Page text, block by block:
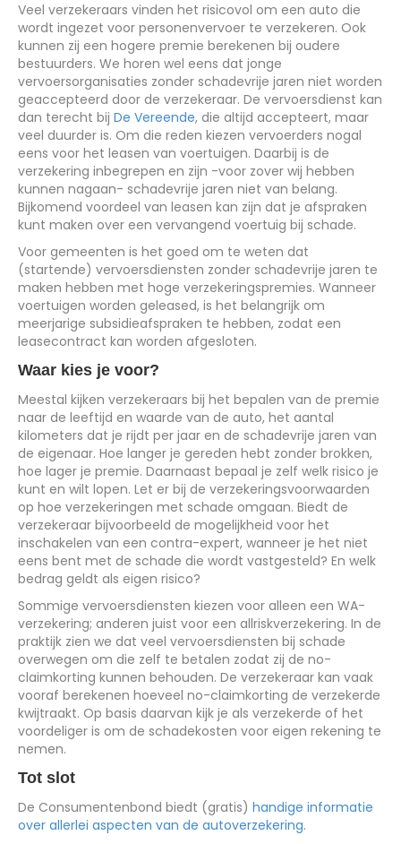
Veel verzekeraars vinden het risicovol om een auto die
wordt ingezet voor personenvervoer te verzekeren. Ook
kunnen zij een hogere premie berekenen bij oudere
bestuurders. We horen wel eens dat jonge
vervoersorganisaties zonder schadevrije jaren niet worden
geaccepteerd door de verzekeraar. De vervoersdienst kan
dan terecht bij De Vereende, die altijd accepteert, maar
veel duurder is. Om die reden kiezen vervoerders nogal
eens voor het leasen van voertuigen. Daarbij is de
verzekering inbegrepen en zijn -voor zover wij hebben
kunnen nagaan- schadevrije jaren niet van belang.
Bijkomend voordeel van leasen kan zijn dat je afspraken
kunt maken over een vervangend voertuig bij schade.
Voor gemeenten is het goed om te weten dat
(startende) vervoersdiensten zonder schadevrije jaren te
maken hebben met hoge verzekeringspremies. Wanneer
voertuigen worden geleased, is het belangrijk om
meerjarige subsidieafspraken te hebben, zodat een
leasecontract kan worden afgesloten.
Waar kies je voor?
Meestal kijken verzekeraars bij het bepalen van de premie
naar de leeftijd en waarde van de auto, het aantal
kilometers dat je rijdt per jaar en de schadevrije jaren van
de eigenaar. Hoe langer je gereden hebt zonder brokken,
hoe lager je premie. Daarnaast bepaal je zelf welk risico je
kunt en wilt lopen. Let er bij de verzekeringsvoorwaarden
op hoe verzekeringen met schade omgaan. Biedt de
verzekeraar bijvoorbeeld de mogelijkheid voor het
inschakelen van een contra-expert, wanneer je het niet
eens bent met de schade die wordt vastgesteld? En welk
bedrag geldt als eigen risico?
Sommige vervoersdiensten kiezen voor alleen een WA-
verzekering; anderen juist voor een allriskverzekering. In de
praktijk zien we dat veel vervoersdiensten bij schade
overwegen om die zelf te betalen zodat zij de no-
claimkorting kunnen behouden. De verzekeraar kan vaak
vooraf berekenen hoeveel no-claimkorting de verzekerde
kwijtraakt. Op basis daarvan kijk je als verzekerde of het
voordeliger is om de schadekosten voor eigen rekening te
nemen.
Tot slot
De Consumentenbond biedt (gratis) handige informatie
over allerlei aspecten van de autoverzekering.